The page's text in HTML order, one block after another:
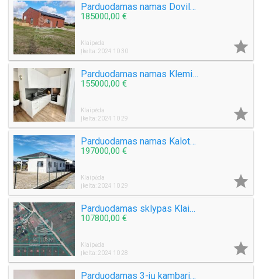
Parduodamas namas Dovilų mstl.
185000,00 €
Klaipėda
Įkelta: 2024 10 30

Parduodamas namas Klemiškės II k.
155000,00 €
Klaipėda
Įkelta: 2024 10 29

Parduodamas namas Kalotės k.
197000,00 €
Klaipėda
Įkelta: 2024 10 29

Parduodamas sklypas Klaipėdos m., Tauralaukyje
107800,00 €
Klaipėda
Įkelta: 2024 10 28

Parduodamas 3-jų kambarių butas Taikos pr.